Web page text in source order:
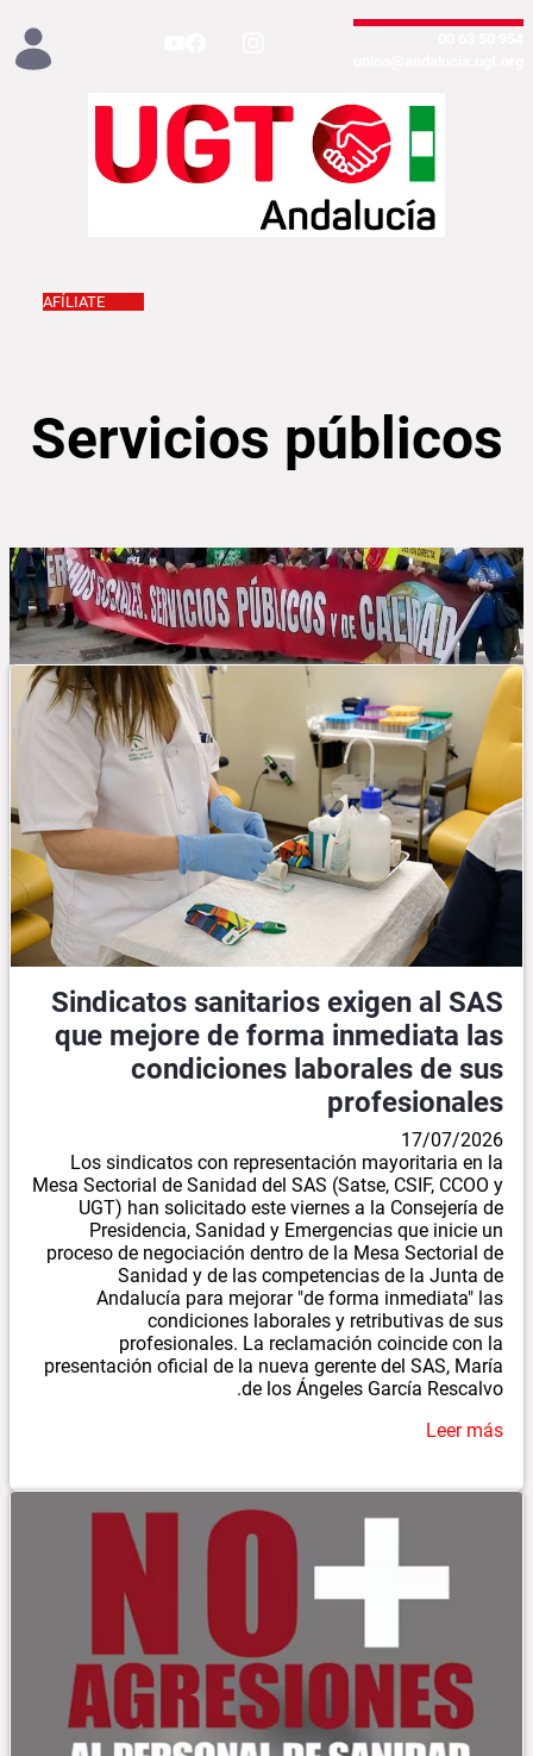
تخطي إلى المحتوى الرئيسي
Servicios públicos
Sindicatos sanitarios exigen al SAS
que mejore de forma inmediata las
condiciones laborales de sus
profesionales
17/07/2026
Los sindicatos con representación mayoritaria en la
Mesa Sectorial de Sanidad del SAS (Satse, CSIF, CCOO y
UGT) han solicitado este viernes a la Consejería de
Presidencia, Sanidad y Emergencias que inicie un
proceso de negociación dentro de la Mesa Sectorial de
Sanidad y de las competencias de la Junta de
Andalucía para mejorar "de forma inmediata" las
condiciones laborales y retributivas de sus
profesionales. La reclamación coincide con la
presentación oficial de la nueva gerente del SAS, María
de los Ángeles García Rescalvo.
Leer más